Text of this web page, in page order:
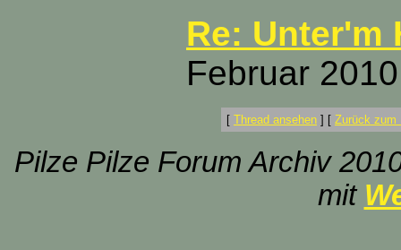
Re: Unter'm
Februar
[ Thread ansehen ] [ Zurück zum
Pilze Pilze Forum Archiv
mit